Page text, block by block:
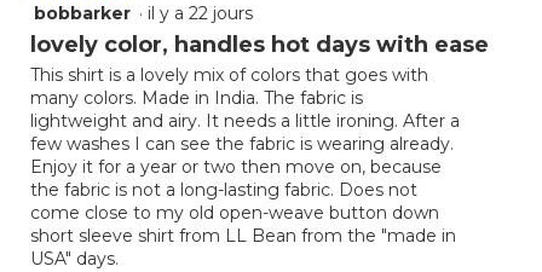
4
étoile(s)
5.
bobbarker · il y a 22 jours
lovely color, handles hot days with ease
This shirt is a lovely mix of colors that goes with
many colors. Made in India. The fabric is
lightweight and airy. It needs a little ironing. After a
few washes I can see the fabric is wearing already.
Enjoy it for a year or two then move on, because
the fabric is not a long-lasting fabric. Does not
come close to my old open-weave button down
short sleeve shirt from LL Bean from the "made in
USA" days.